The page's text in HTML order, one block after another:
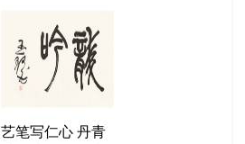
艺笔写仁心 丹青